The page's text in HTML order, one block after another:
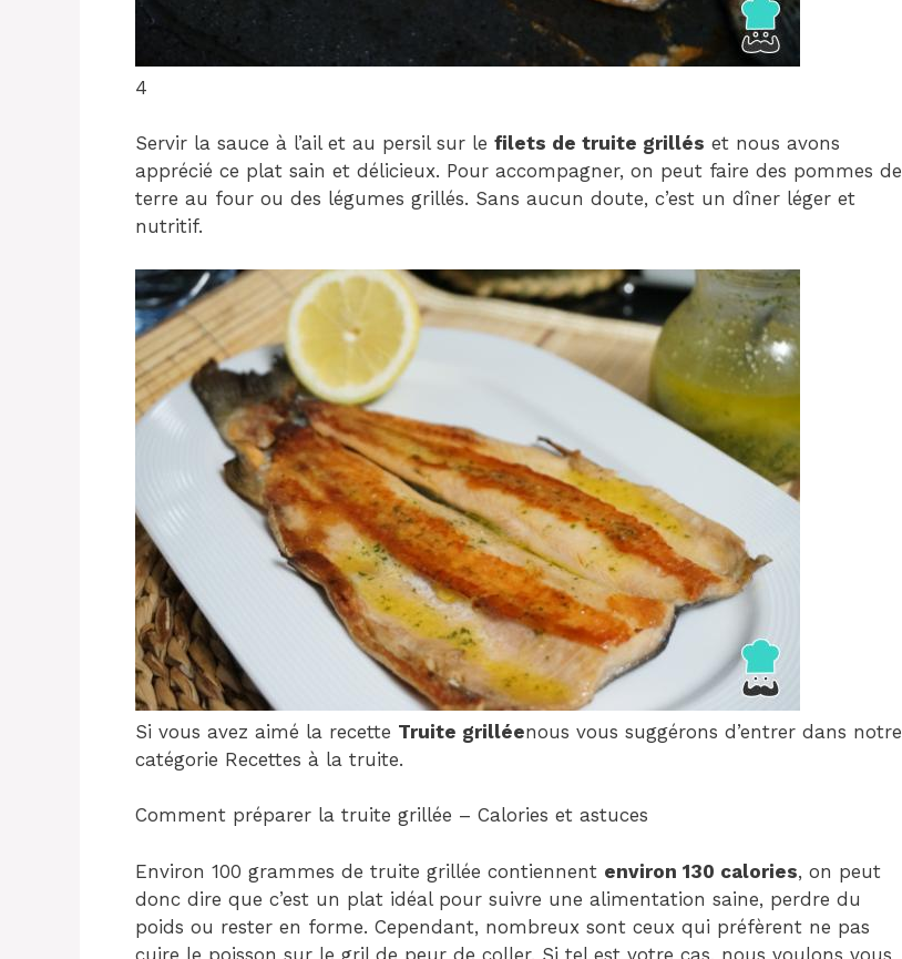
4
Servir la sauce à l’ail et au persil sur le filets de truite grillés et nous avons
apprécié ce plat sain et délicieux. Pour accompagner, on peut faire des pommes de
terre au four ou des légumes grillés. Sans aucun doute, c’est un dîner léger et
nutritif.
Si vous avez aimé la recette Truite grilléenous vous suggérons d’entrer dans notre
catégorie Recettes à la truite.
Comment préparer la truite grillée – Calories et astuces
Environ 100 grammes de truite grillée contiennent environ 130 calories, on peut
donc dire que c’est un plat idéal pour suivre une alimentation saine, perdre du
poids ou rester en forme. Cependant, nombreux sont ceux qui préfèrent ne pas
cuire le poisson sur le gril de peur de coller. Si tel est votre cas, nous voulons vous